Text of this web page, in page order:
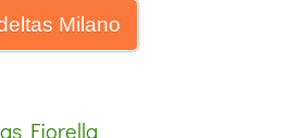
Milano
Fiorella